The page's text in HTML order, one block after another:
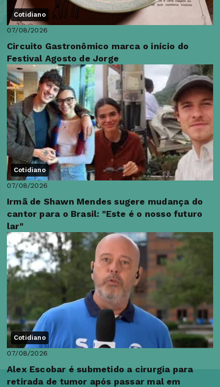
Cotidiano
07/08/2026
Circuito Gastronômico marca o início do
Festival Agosto de Jorge
Cotidiano
07/08/2026
Irmã de Shawn Mendes sugere mudança do
cantor para o Brasil: "Este é o nosso futuro
lar"
Cotidiano
07/08/2026
Alex Escobar é submetido a cirurgia para
retirada de tumor após passar mal em